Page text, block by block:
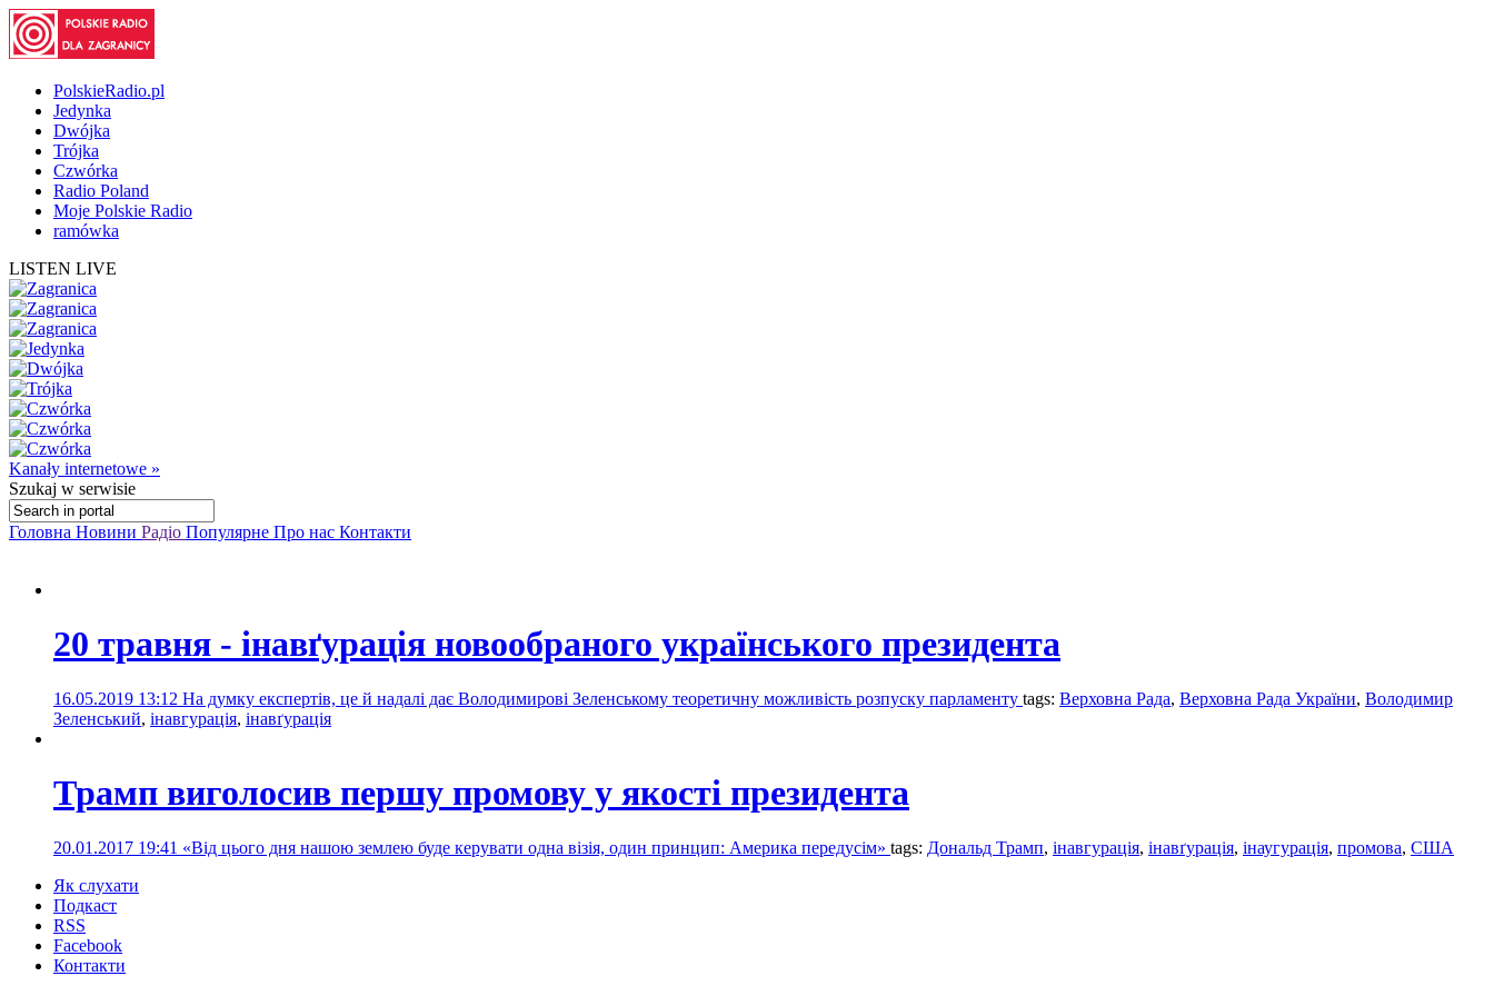
PolskieRadio.pl
Jedynka
Dwójka
Trójka
Czwórka
Radio Poland
Moje Polskie Radio
ramówka
LISTEN LIVE
Kanały internetowe »
Szukaj w serwisie
Головна Новини Радіо Популярне Про нас Контакти
20 травня - інавґурація новообраного українського президента
16.05.2019 13:12 На думку експертів, це й надалі дає Володимирові Зеленському теоретичну можливість розпуску парламенту tags: Верховна Рада, Верховна Рада України, Володимир
Зеленський, інавгурація, інавґурація
Трамп виголосив першу промову у якості президента
20.01.2017 19:41 «Від цього дня нашою землею буде керувати одна візія, один принцип: Америка передусім» tags: Дональд Трамп, інавгурація, інавґурація, інаугурація, промова, США
Як слухати
Подкаст
RSS
Facebook
Контакти